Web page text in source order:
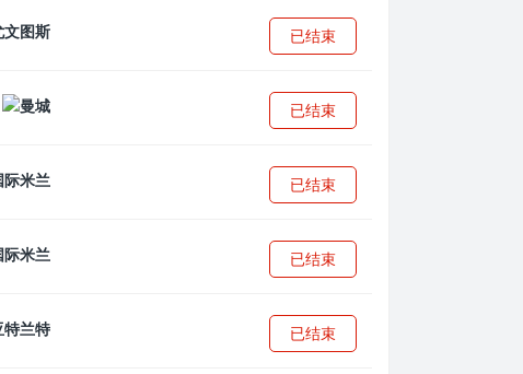
已结束
已结束
已结束
已结束
已结束